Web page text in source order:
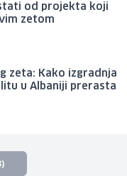
od projekta koji
zetom
zeta: Kako izgradnja
u Albaniji prerasta